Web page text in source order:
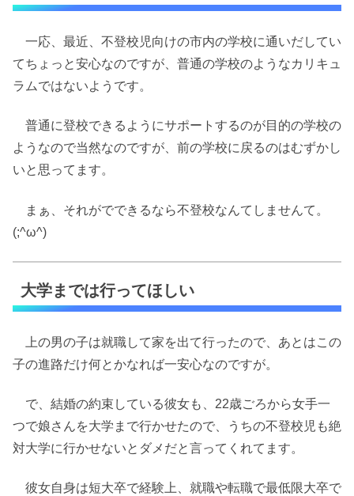
一応、最近、不登校児向けの市内の学校に通いだしてい
てちょっと安心なのですが、普通の学校のようなカリキュ
ラムではないようです。
普通に登校できるようにサポートするのが目的の学校の
ようなので当然なのですが、前の学校に戻るのはむずかし
いと思ってます。
まぁ、それがでできるなら不登校なんてしませんて。
(;^ω^)
大学までは行ってほしい
上の男の子は就職して家を出て行ったので、あとはこの
子の進路だけ何とかなれば一安心なのですが。
で、結婚の約束している彼女も、22歳ごろから女手一
つで娘さんを大学まで行かせたので、うちの不登校児も絶
対大学に行かせないとダメだと言ってくれてます。
彼女自身は短大卒で経験上、就職や転職で最低限大卒で